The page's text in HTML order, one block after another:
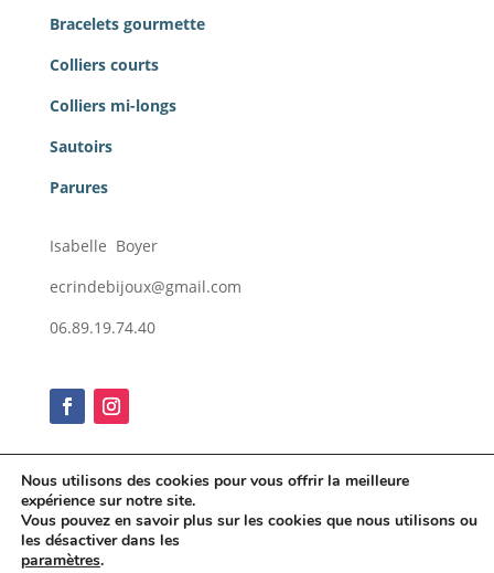
Bracelets gourmette
Colliers courts
Colliers mi-longs
Sautoirs
Parures
Isabelle Boyer
ecrindebijoux@gmail.com
06.89.19.74.40
Conditions générales de vente
Nous utilisons des cookies pour vous offrir la meilleure
expérience sur notre site.
Vous pouvez en savoir plus sur les cookies que nous utilisons ou
les désactiver dans les
paramètres.